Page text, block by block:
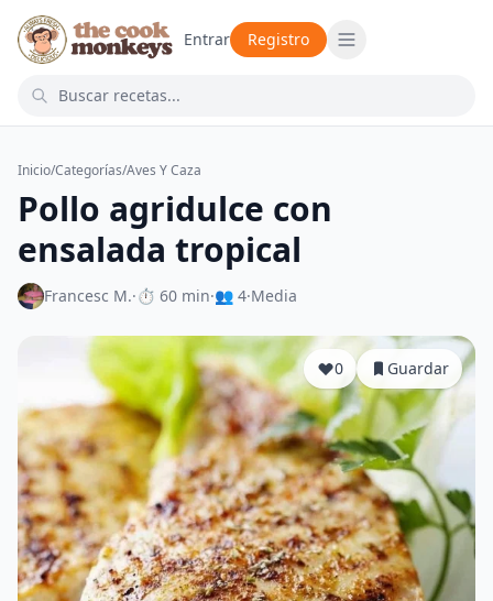
Entrar Registro
Inicio/Categorías/Aves Y Caza
Pollo agridulce con
ensalada tropical
Francesc M.·⏱ 60 min·👥 4·Media
0 Guardar